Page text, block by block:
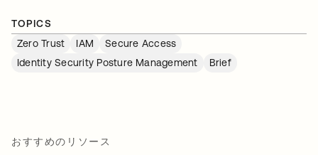
TOPICS
Zero Trust
IAM
Secure Access
Identity Security Posture Management
Brief
おすすめのリソース